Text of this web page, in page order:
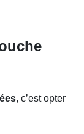
, c’est opter